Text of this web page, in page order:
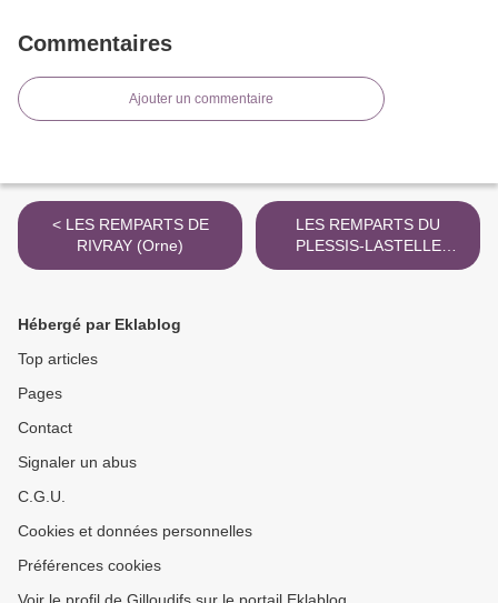
Commentaires
Ajouter un commentaire
< LES REMPARTS DE
RIVRAY (Orne)
LES REMPARTS DU
PLESSIS-LASTELLE
(Manche) >
Hébergé par Eklablog
Top articles
Pages
Contact
Signaler un abus
C.G.U.
Cookies et données personnelles
Préférences cookies